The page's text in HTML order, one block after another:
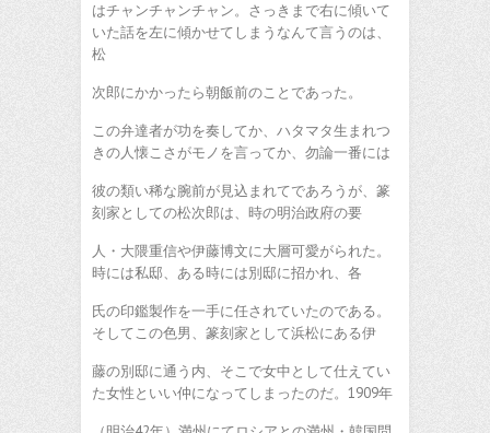
はチャンチャンチャン。さっきまで右に傾いて
いた話を左に傾かせてしまうなんて言うのは、
松
次郎にかかったら朝飯前のことであった。
この弁達者が功を奏してか、ハタマタ生まれつ
きの人懐こさがモノを言ってか、勿論一番には
彼の類い稀な腕前が見込まれてであろうが、篆
刻家としての松次郎は、時の明治政府の要
人・大隈重信や伊藤博文に大層可愛がられた。
時には私邸、ある時には別邸に招かれ、各
氏の印鑑製作を一手に任されていたのである。
そしてこの色男、篆刻家として浜松にある伊
藤の別邸に通う内、そこで女中として仕えてい
た女性といい仲になってしまったのだ。1909年